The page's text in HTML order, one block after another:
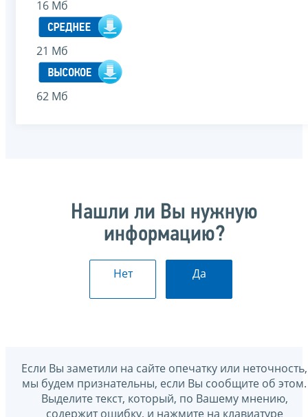
16 Мб
21 Мб
62 Мб
Нашли ли Вы нужную
информацию?
Нет Да
Если Вы заметили на сайте опечатку или неточность,
мы будем признательны, если Вы сообщите об этом.
Выделите текст, который, по Вашему мнению,
содержит ошибку, и нажмите на клавиатуре